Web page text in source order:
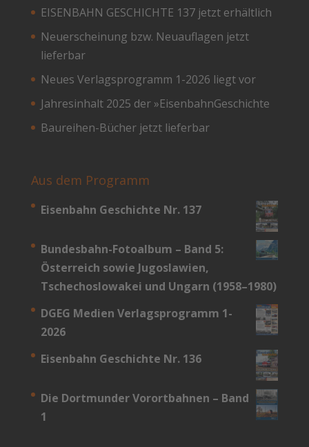
EISENBAHN GESCHICHTE 137 jetzt erhältlich
Neuerscheinung bzw. Neuauflagen jetzt
lieferbar
Neues Verlagsprogramm 1-2026 liegt vor
Jahresinhalt 2025 der »EisenbahnGeschichte
Baureihen-Bücher jetzt lieferbar
Aus dem Programm
Eisenbahn Geschichte Nr. 137
Bundesbahn-­Fotoalbum – Band 5:
Österreich sowie Jugoslawien,
Tschechoslowakei und Ungarn (1958–1980)
DGEG Medien Verlagsprogramm 1-
2026
Eisenbahn Geschichte Nr. 136
Die Dortmunder Vorortbahnen – Band
1